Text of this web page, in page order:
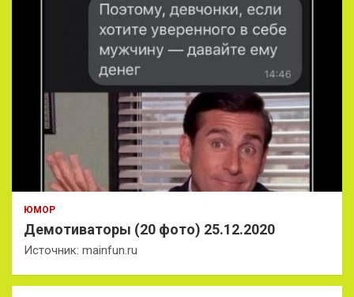
ЮМОР
Демотиваторы (20 фото) 25.12.2020
Источник: mainfun.ru